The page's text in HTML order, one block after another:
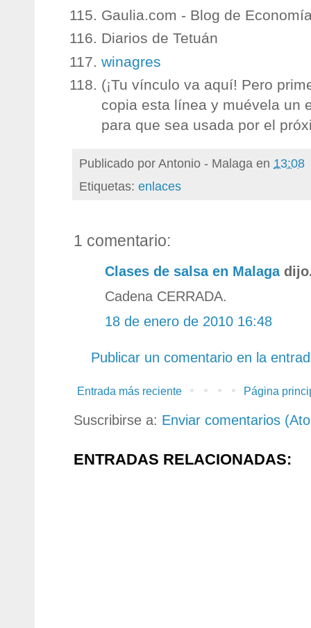
Gaulia.com - Blog de
Diarios de Tetuán
winagres
(¡Tu vínculo va aquí! Pero
copia esta línea y muévela un
para que sea usada por el
Publicado porAntonio - Malaga en 13:08
Etiquetas: enlaces
1 comentario:
Clases de salsa en Malaga
Cadena CERRADA.
18 de enero de 2010 16:48
Publicar un comentario en la
Entrada más reciente Página
Suscribirse a: Enviar comentarios
ENTRADAS RELACIONADAS: